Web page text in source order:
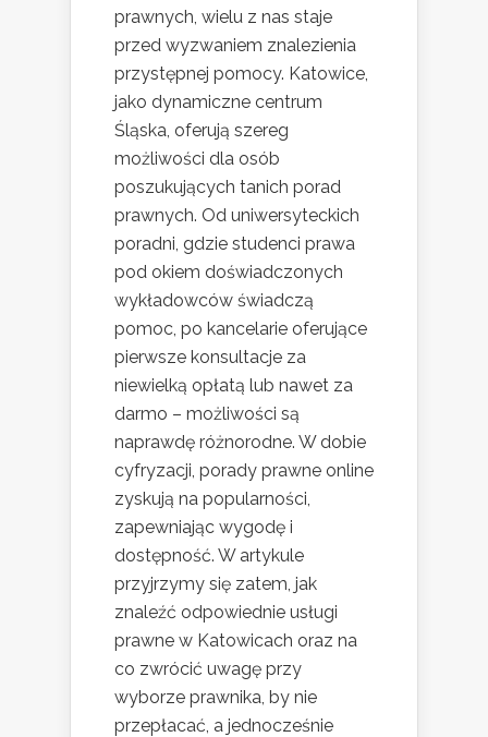
prawnych, wielu z nas staje
przed wyzwaniem znalezienia
przystępnej pomocy. Katowice,
jako dynamiczne centrum
Śląska, oferują szereg
możliwości dla osób
poszukujących tanich porad
prawnych. Od uniwersyteckich
poradni, gdzie studenci prawa
pod okiem doświadczonych
wykładowców świadczą
pomoc, po kancelarie oferujące
pierwsze konsultacje za
niewielką opłatą lub nawet za
darmo – możliwości są
naprawdę różnorodne. W dobie
cyfryzacji, porady prawne online
zyskują na popularności,
zapewniając wygodę i
dostępność. W artykule
przyjrzymy się zatem, jak
znaleźć odpowiednie usługi
prawne w Katowicach oraz na
co zwrócić uwagę przy
wyborze prawnika, by nie
przepłacać, a jednocześnie